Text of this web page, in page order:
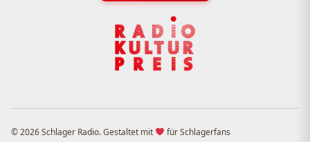
© 2026 Schlager Radio. Gestaltet mit
für Schlagerfans